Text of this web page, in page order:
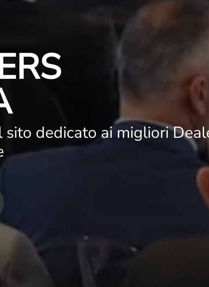
sito dedicato ai migliori